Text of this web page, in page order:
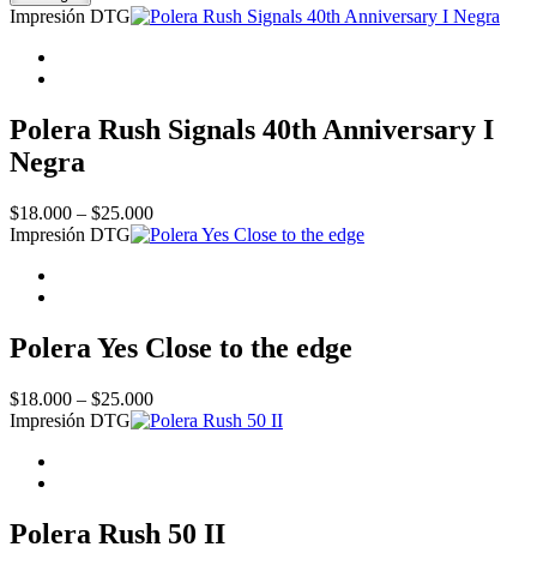
At
Pompeii
Impresión DTG
Polera Rush Signals 40th Anniversary I
Negra
$18.000 – $25.000Price
range:
Impresión DTG
Polera Yes Close to the edge
$18.000 – $25.000Price
range:
Impresión DTG
Polera Rush 50 II